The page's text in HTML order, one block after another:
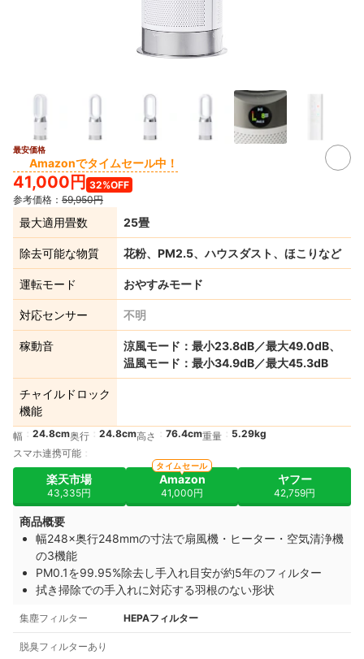
最安価格
Amazonでタイムセール中！
41,000円 32%OFF
参考価格： 59,950円
最大適用畳数 25畳
除去可能な物質 花粉、PM2.5、ハウスダスト、ほこりなど
運転モード おやすみモード
対応センサー 不明
稼動音
涼風モード：最小23.8dB／最大49.0dB、
温風モード：最小34.9dB／最大45.3dB
チャイルドロック
機能
幅 24.8cm奥行 24.8cm高さ 76.4cm重量
5.29kg
スマホ連携可能
楽天市場
43,335円
Amazon
41,000円
タイムセール
ヤフー
42,759円
商品概要
幅248×奥行248mmの寸法で扇風機・ヒーター・空気清浄機
の3機能
PM0.1を99.95%除去し手入れ目安が約5年のフィルター
拭き掃除での手入れに対応する羽根のない形状
集塵フィルター HEPAフィルター
脱臭フィルターあり